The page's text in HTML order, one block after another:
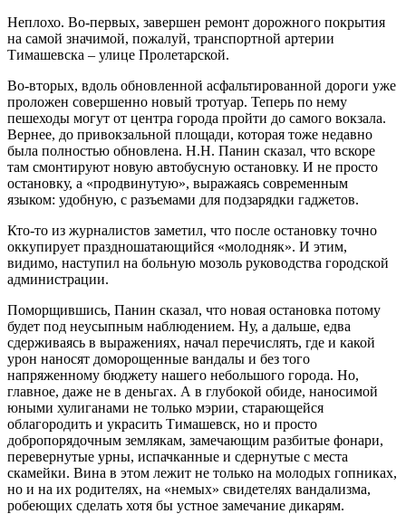
Неплохо. Во-первых, завершен ремонт дорожного покрытия
на самой значимой, пожалуй, транспортной артерии
Тимашевска – улице Пролетарской.
Во-вторых, вдоль обновленной асфальтированной дороги уже
проложен совершенно новый тротуар. Теперь по нему
пешеходы могут от центра города пройти до самого вокзала.
Вернее, до привокзальной площади, которая тоже недавно
была полностью обновлена. Н.Н. Панин сказал, что вскоре
там смонтируют новую автобусную остановку. И не просто
остановку, а «продвинутую», выражаясь современным
языком: удобную, с разъемами для подзарядки гаджетов.
Кто-то из журналистов заметил, что после остановку точно
оккупирует праздношатающийся «молодняк». И этим,
видимо, наступил на больную мозоль руководства городской
администрации.
Поморщившись, Панин сказал, что новая остановка потому
будет под неусыпным наблюдением. Ну, а дальше, едва
сдерживаясь в выражениях, начал перечислять, где и какой
урон наносят доморощенные вандалы и без того
напряженному бюджету нашего небольшого города. Но,
главное, даже не в деньгах. А в глубокой обиде, наносимой
юными хулиганами не только мэрии, старающейся
облагородить и украсить Тимашевск, но и просто
добропорядочным землякам, замечающим разбитые фонари,
перевернутые урны, испачканные и сдернутые с места
скамейки. Вина в этом лежит не только на молодых гопниках,
но и на их родителях, на «немых» свидетелях вандализма,
робеющих сделать хотя бы устное замечание дикарям.